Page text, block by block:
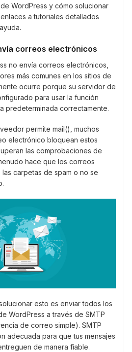
WordPress y cómo solucionar
a tutoriales detallados
correos electrónicos
no envía correos electrónicos,
más comunes en los sitios de
ocurre porque su servidor de
para usar la función
predeterminada correctamente.
permite mail(), muchos
electrónico bloquean estos
las comprobaciones de
hace que los correos
carpetas de spam o no se
esto es enviar todos los
WordPress a través de SMTP
de correo simple). SMTP
adecuada para que tus mensajes
de manera fiable.